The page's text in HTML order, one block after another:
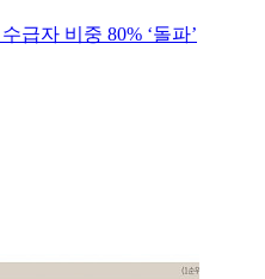
급자 비중 80% ‘돌파’